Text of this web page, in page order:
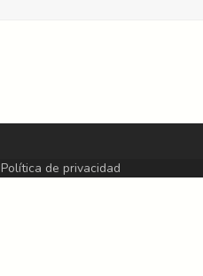
Política de privacidad